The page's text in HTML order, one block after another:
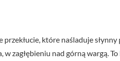
które naśladuje
w zagłębieniu nad górną wargą.